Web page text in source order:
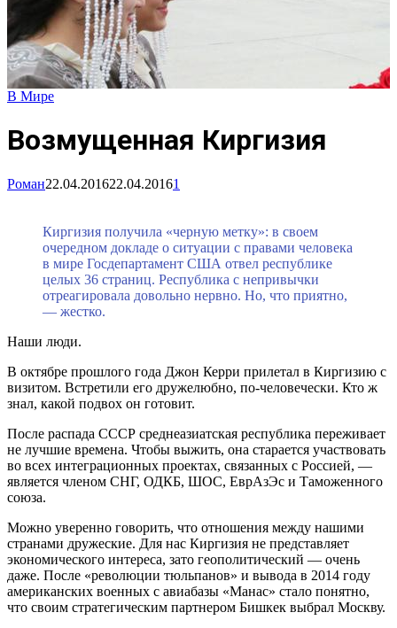
В Мире
Возмущенная Киргизия
Роман22.04.201622.04.20161
Киргизия получила «черную метку»: в своем
очередном докладе о ситуации с правами человека
в мире Госдепартамент США отвел республике
целых 36 страниц. Республика с непривычки
отреагировала довольно нервно. Но, что приятно,
— жестко.
Наши люди.
В октябре прошлого года Джон Керри прилетал в Киргизию с
визитом. Встретили его дружелюбно, по-человечески. Кто ж
знал, какой подвох он готовит.
После распада СССР среднеазиатская республика переживает
не лучшие времена. Чтобы выжить, она старается участвовать
во всех интеграционных проектах, связанных с Россией, —
является членом СНГ, ОДКБ, ШОС, ЕврАзЭс и Таможенного
союза.
Можно уверенно говорить, что отношения между нашими
странами дружеские. Для нас Киргизия не представляет
экономического интереса, зато геополитический — очень
даже. После «революции тюльпанов» и вывода в 2014 году
американских военных с авиабазы «Манас» стало понятно,
что своим стратегическим партнером Бишкек выбрал Москву.